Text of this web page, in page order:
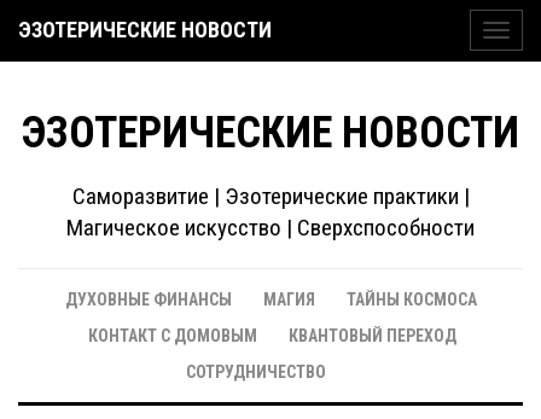
ЭЗОТЕРИЧЕСКИЕ НОВОСТИ
ЭЗОТЕРИЧЕСКИЕ НОВОСТИ
Саморазвитие | Эзотерические практики |
Магическое искусство | Сверхспособности
ДУХОВНЫЕ ФИНАНСЫ МАГИЯ
ТАЙНЫ КОСМОСА
КОНТАКТ С ДОМОВЫМ
КВАНТОВЫЙ ПЕРЕХОД
СОТРУДНИЧЕСТВО